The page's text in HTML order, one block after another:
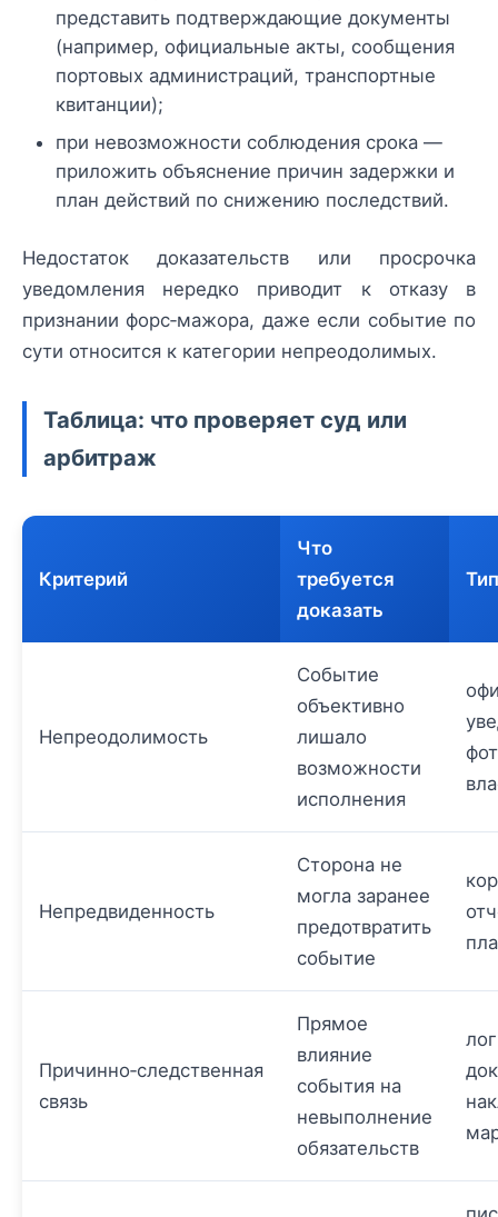
представить подтверждающие документы
(например, официальные акты, сообщения
портовых администраций, транспортные
квитанции);
при невозможности соблюдения срока —
приложить объяснение причин задержки и
план действий по снижению последствий.
Недостаток доказательств или просрочка
уведомления нередко приводит к отказу в
признании форс‑мажора, даже если событие по
сути относится к категории непреодолимых.
Таблица: что проверяет суд или
арбитраж
Критерий
Что
требуется
доказать
Непреодолимость
Событие
объективно
лишало
возможности
исполнения
Непредвиденность
Сторона не
могла заранее
предотвратить
событие
Причинно‑следственная
связь
Прямое
влияние
события на
невыполнение
обязательств